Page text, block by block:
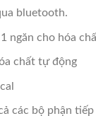
bluetooth.
ngăn cho hóa
chất tự động
các bộ phận